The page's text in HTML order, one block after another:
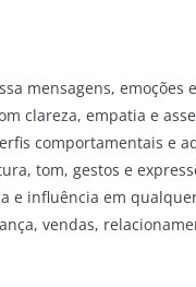
mensagens, emoções
clareza, empatia e
comportamentais e
tom, gestos e
e influência em
vendas,